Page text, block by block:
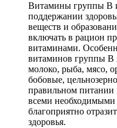
Витамины группы B
поддержании
веществ и
включать в рацион
витаминами.
витаминов группы B
молоко, рыба, мясо,
бобовые,
правильном питании
всеми
благоприятно
здоровья.